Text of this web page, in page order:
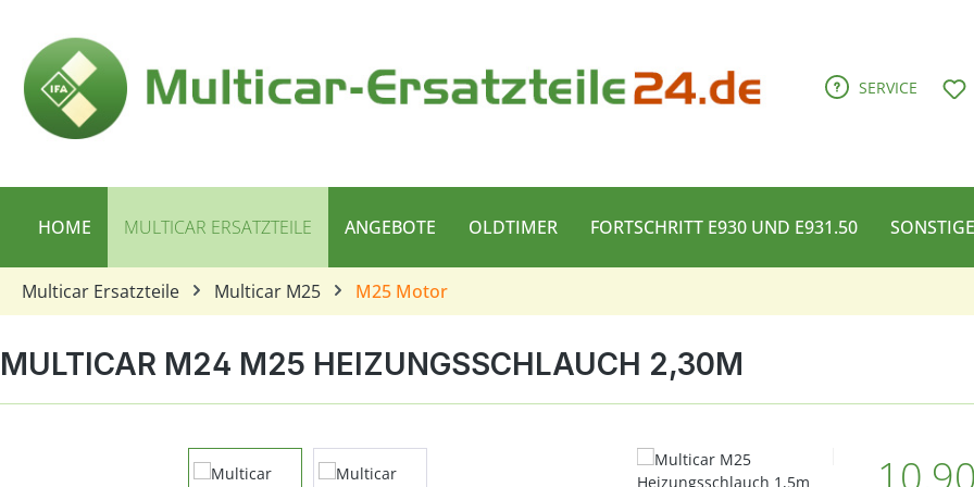
SERVICE
HOME MULTICAR ERSATZTEILE ANGEBOTE OLDTIMER FORTSCHRITT E930 UND E931.50
Multicar Ersatzteile Multicar M25 M25 Motor
MULTICAR M24 M25 HEIZUNGSSCHLAUCH 2,30M
Bildergalerie überspringen Regulärer